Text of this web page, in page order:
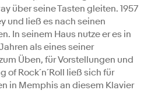
über seine Tasten gleiten. 1957
und ließ es nach seinen
In seinem Haus nutze er es in
als eines seiner
Üben, für Vorstellungen und
of Rock´n´Roll ließ sich für
in Memphis an diesem Klavier